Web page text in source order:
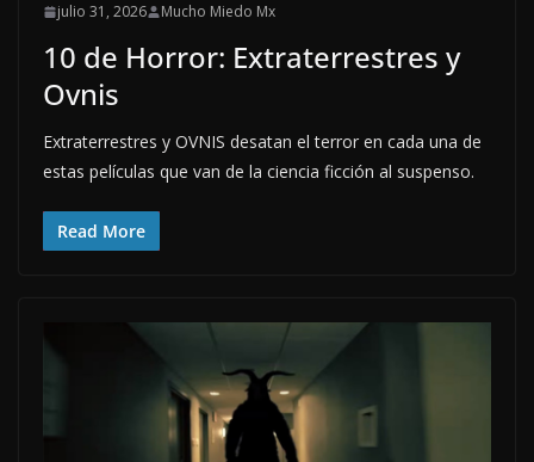
julio 31, 2026 Mucho Miedo Mx
10 de Horror: Extraterrestres y
Ovnis
Extraterrestres y OVNIS desatan el terror en cada una de
estas películas que van de la ciencia ficción al suspenso.
Read More